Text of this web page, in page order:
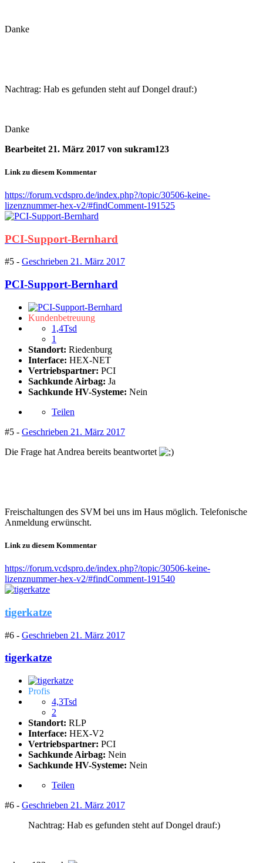
Danke
Nachtrag: Hab es gefunden steht auf Dongel drauf:)
Danke
Bearbeitet 21. März 2017 von sukram123
Link zu diesem Kommentar
https://forum.vcdspro.de/index.php?/topic/30506-keine-
lizenznummer-hex-v2/#findComment-191525
PCI-Support-Bernhard
#5 - Geschrieben 21. März 2017
PCI-Support-Bernhard
Kundenbetreuung
1,4Tsd
1
Standort: Riedenburg
Interface: HEX-NET
Vertriebspartner: PCI
Sachkunde Airbag: Ja
Sachkunde HV-Systeme: Nein
Teilen
#5 - Geschrieben 21. März 2017
Die Frage hat Andrea bereits beantwortet
Freischaltungen des SVM bei uns im Haus möglich. Telefonische
Anmeldung erwünscht.
Link zu diesem Kommentar
https://forum.vcdspro.de/index.php?/topic/30506-keine-
lizenznummer-hex-v2/#findComment-191540
tigerkatze
#6 - Geschrieben 21. März 2017
tigerkatze
Profis
4,3Tsd
2
Standort: RLP
Interface: HEX-V2
Vertriebspartner: PCI
Sachkunde Airbag: Nein
Sachkunde HV-Systeme: Nein
Teilen
#6 - Geschrieben 21. März 2017
Nachtrag: Hab es gefunden steht auf Dongel drauf:)